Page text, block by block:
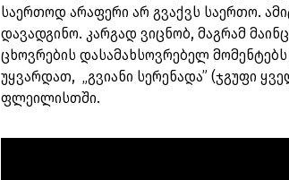
საერთოდ არაფერი არ გვაქვს საერთო.
დავადგინო. კარგად ვიცნობ, მაგრამ
ცხოვრების დასამახსოვრებელ
უყვარდათ, „გვიანი სერენადა” (ჯგუფი
ფლეილისთში.